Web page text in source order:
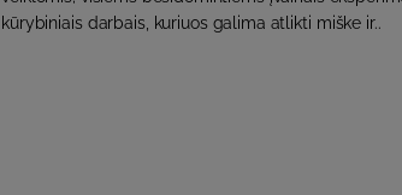
kūrybiniais darbais, kuriuos galima atlikti miške ir..